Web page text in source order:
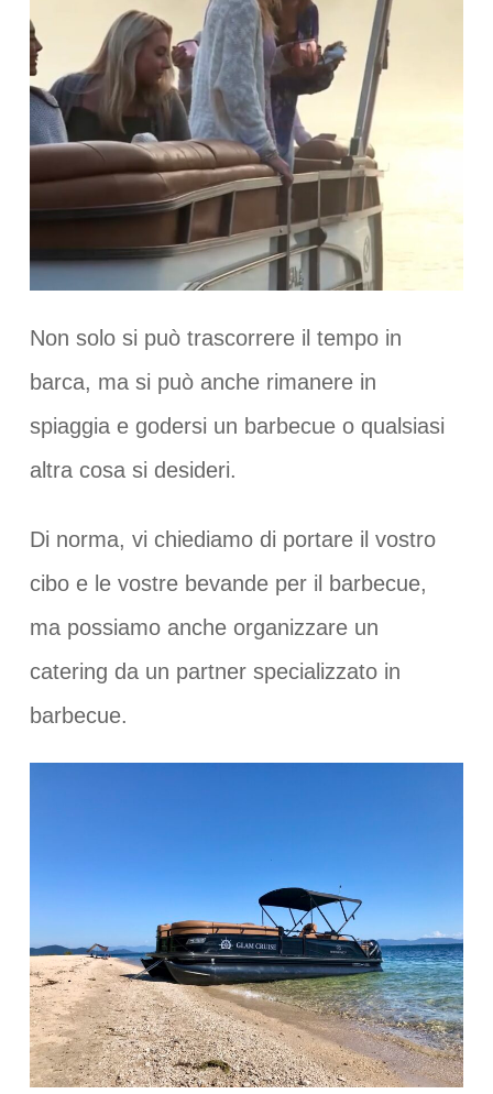
Non solo si può trascorrere il tempo in
barca, ma si può anche rimanere in
spiaggia e godersi un barbecue o qualsiasi
altra cosa si desideri.
Di norma, vi chiediamo di portare il vostro
cibo e le vostre bevande per il barbecue,
ma possiamo anche organizzare un
catering da un partner specializzato in
barbecue.